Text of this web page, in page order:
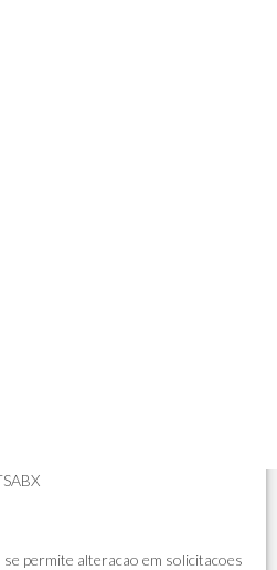
se permite alteracao em solicitacoes